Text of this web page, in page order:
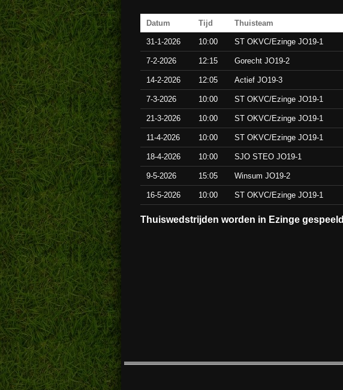
Datum Tijd Thuisteam
31-1-2026 10:00 ST OKVC/Ezinge JO19-1
7-2-2026 12:15 Gorecht JO19-2
14-2-2026 12:05 Actief JO19-3
7-3-2026 10:00 ST OKVC/Ezinge JO19-1
21-3-2026 10:00 ST OKVC/Ezinge JO19-1
11-4-2026 10:00 ST OKVC/Ezinge JO19-1
18-4-2026 10:00 SJO STEO JO19-1
9-5-2026 15:05 Winsum JO19-2
16-5-2026 10:00 ST OKVC/Ezinge JO19-1
Thuiswedstrijden worden in Ezinge gespeeld